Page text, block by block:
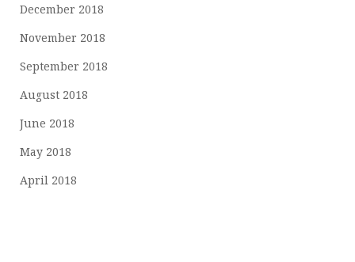
December 2018
November 2018
September 2018
August 2018
June 2018
May 2018
April 2018